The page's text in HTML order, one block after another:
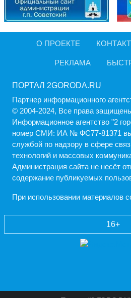
О ПРОЕКТЕ
РЕКЛАМА
ПОРТАЛ 2GORODA.RU
Партнер информационного
© 2004-2024, Все права
Информационное агентство "2
номер СМИ: ИА № ФС77-81371
службой по надзору в сфере
технологий и массовых
Администрация cайта не несёт
содержание публикуемых
При использовании материалов
16+